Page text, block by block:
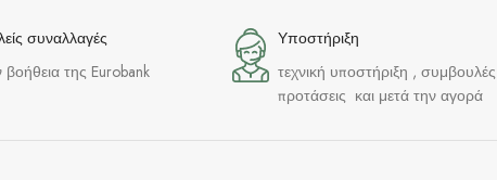
συναλλαγές
βοήθεια της Eurobank
Υποστήριξη
τεχνική υποστήριξη , συμβουλές
προτάσεις και μετά την αγορά